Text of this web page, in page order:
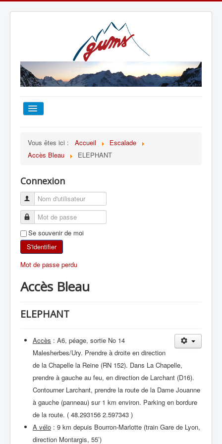
TOUT SUR LE GUMS
ESCALADE
ALPINISME
SKI DE RANDONNÉE
RANDONNÉE SPORTIVE
Vous êtes ici : Accueil
Escalade
Accès Bleau
ELEPHANT
Connexion
Se souvenir de moi
S'identifier
Mot de passe perdu
Accès Bleau
ELEPHANT
Accès : A6, péage, sortie No 14
Malesherbes/Ury. Prendre à droite en direction
de la Chapelle la Reine (RN 152). Dans La Chapelle,
prendre à gauche au feu, en direction de Larchant (D16).
Contourner Larchant, prendre la route de la Dame Jouanne
à gauche (panneau) sur 1 km environ. Parking en bordure
de la route. ( 48.293156 2.597343 )
A vélo : 9 km depuis Bourron-Marlotte (train Gare de Lyon,
direction Montargis, 55’)